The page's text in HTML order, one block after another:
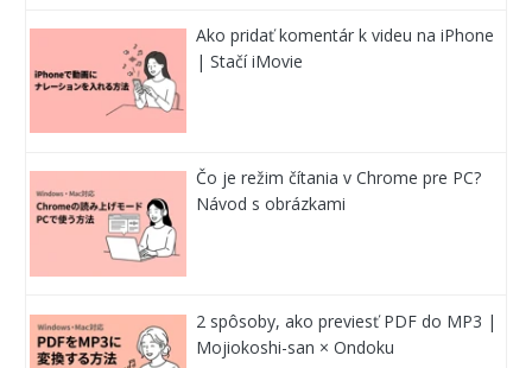
Ako pridať komentár k videu na iPhone
| Stačí iMovie
Čo je režim čítania v Chrome pre PC?
Návod s obrázkami
2 spôsoby, ako previesť PDF do MP3 |
Mojiokoshi-san × Ondoku